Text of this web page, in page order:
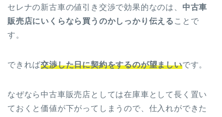
セレナの新古車の値引き交渉で効果的なのは、 中古車
販売店にいくらなら買うのかしっかり伝える ことで
す。
できれば交渉した日に契約をするのが望ましいです。
なぜなら中古車販売店としては在庫車として長く置い
ておくと価値が下がってしまうので、仕入れができた